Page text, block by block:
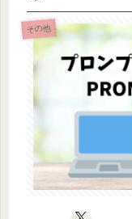
その他